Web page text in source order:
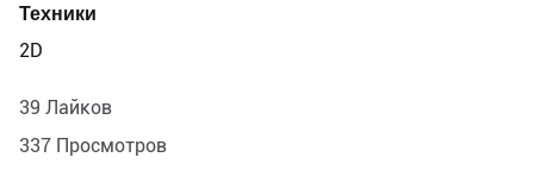
Техники
2D
39 Лайков
337 Просмотров